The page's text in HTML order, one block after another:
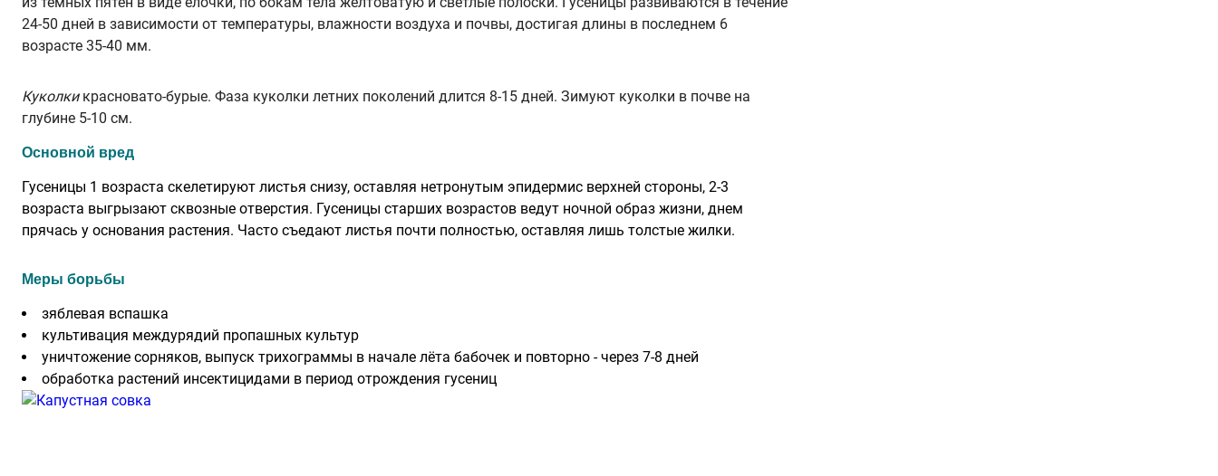
24-50 дней в зависимости от температуры, влажности воздуха и почвы, достигая длины в последнем 6
возрасте 35-40 мм.
Куколки красновато-бурые. Фаза куколки летних поколений длится 8-15 дней. Зимуют куколки в почве на
глубине 5-10 см.
Основной вред
Гусеницы 1 возраста скелетируют листья снизу, оставляя нетронутым эпидермис верхней стороны, 2-3
возраста выгрызают сквозные отверстия. Гусеницы старших возрастов ведут ночной образ жизни, днем
прячась у основания растения. Часто съедают листья почти полностью, оставляя лишь толстые жилки.
Меры борьбы
зяблевая вспашка
культивация междурядий пропашных культур
уничтожение сорняков, выпуск трихограммы в начале лёта бабочек и повторно - через 7-8 дней
обработка растений инсектицидами в период отрождения гусениц